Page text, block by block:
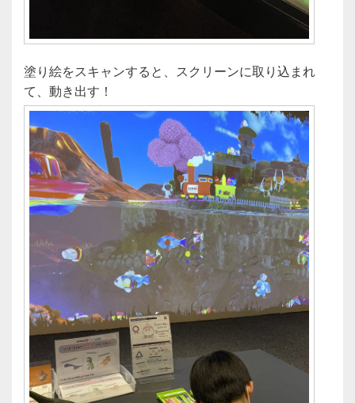
塗り絵をスキャンすると、スクリーンに取り込まれ
て、動き出す！